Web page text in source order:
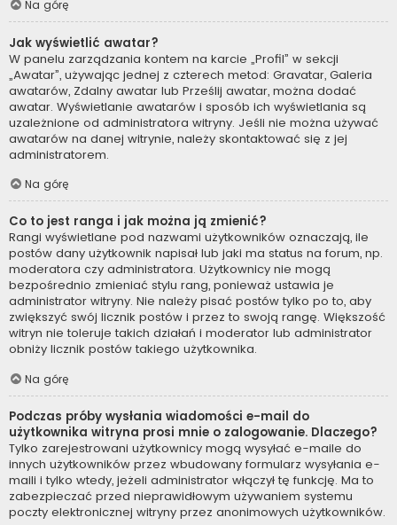
Na górę
Jak wyświetlić awatar?
W panelu zarządzania kontem na karcie „Profil” w sekcji
„Awatar”, używając jednej z czterech metod: Gravatar, Galeria
awatarów, Zdalny awatar lub Prześlij awatar, można dodać
awatar. Wyświetlanie awatarów i sposób ich wyświetlania są
uzależnione od administratora witryny. Jeśli nie można używać
awatarów na danej witrynie, należy skontaktować się z jej
administratorem.
Na górę
Co to jest ranga i jak można ją zmienić?
Rangi wyświetlane pod nazwami użytkowników oznaczają, ile
postów dany użytkownik napisał lub jaki ma status na forum, np.
moderatora czy administratora. Użytkownicy nie mogą
bezpośrednio zmieniać stylu rang, ponieważ ustawia je
administrator witryny. Nie należy pisać postów tylko po to, aby
zwiększyć swój licznik postów i przez to swoją rangę. Większość
witryn nie toleruje takich działań i moderator lub administrator
obniży licznik postów takiego użytkownika.
Na górę
Podczas próby wysłania wiadomości e-mail do
użytkownika witryna prosi mnie o zalogowanie. Dlaczego?
Tylko zarejestrowani użytkownicy mogą wysyłać e-maile do
innych użytkowników przez wbudowany formularz wysyłania e-
maili i tylko wtedy, jeżeli administrator włączył tę funkcję. Ma to
zabezpieczać przed nieprawidłowym używaniem systemu
poczty elektronicznej witryny przez anonimowych użytkowników.